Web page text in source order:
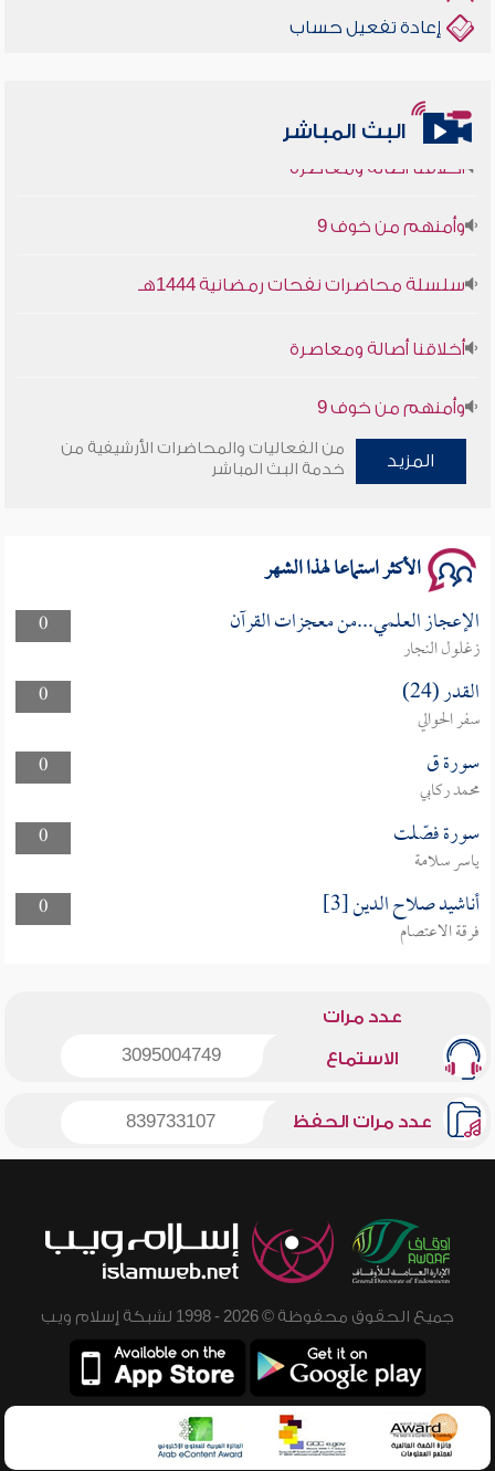
إعادة تفعيل حساب
البث المباشر
أخلاقنا أصالة ومعاصرة
سلسلة محاضرات نفحات رمضانية 1444هـ
المزيد
من الفعاليات والمحاضرات الأرشيفية من
خدمة البث المباشر
الأكثر استماعا لهذا الشهر
0 الإعجاز العلمي...من معجزات القرآن
زغلول النجار
0
القدر (24)
سفر الحوالي
0
سورة ق
محمد ركابي
0
سورة فصّلت
ياسر سلامة
0
أناشيد صلاح الدين [3]
فرقة الاعتصام
عدد مرات
الاستماع 3095004749
عدد مرات الحفظ 839733107
جميع الحقوق محفوظة © 2026 - 1998 لشبكة إسلام ويب